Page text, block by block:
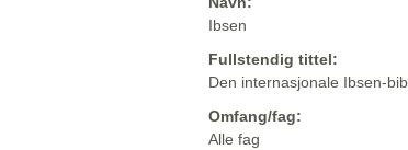
Ibsen
Fullstendig tittel:
Den internasjonale Ibsen-
Omfang/fag:
Alle fag